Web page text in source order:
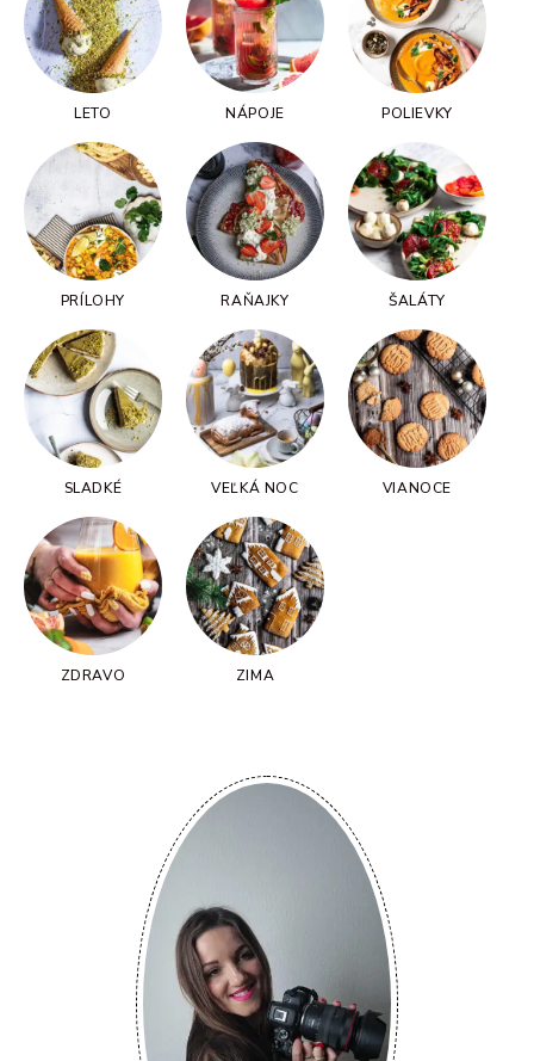
LETO NÁPOJE POLIEVKY
PRÍLOHY RAŇAJKY ŠALÁTY
SLADKÉ VEĽKÁ NOC VIANOCE
ZDRAVO ZIMA